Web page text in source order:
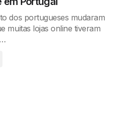
dos portugueses mudaram
muitas lojas online tiveram